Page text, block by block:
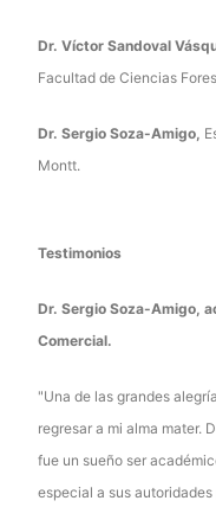
Dr. Víctor Sandoval
Facultad de Ciencias
Dr. Sergio Soza-Amigo,
Montt.
Testimonios
Dr. Sergio Soza-Amigo,
Comercial.
"Una de las grandes
regresar a mi alma mater.
fue un sueño ser
especial a sus